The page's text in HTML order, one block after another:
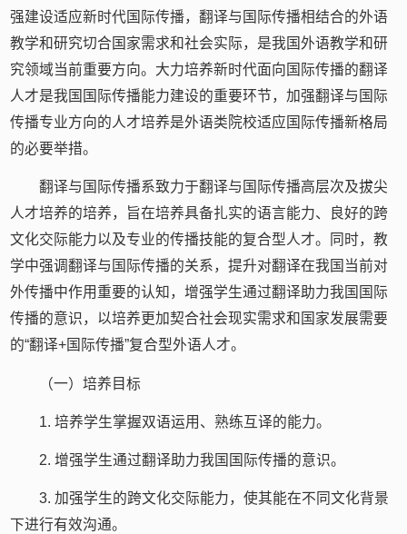
强建设适应新时代国际传播，翻译与国际传播相结合的外语
教学和研究切合国家需求和社会实际，是我国外语教学和研
究领域当前重要方向。大力培养新时代面向国际传播的翻译
人才是我国国际传播能力建设的重要环节，加强翻译与国际
传播专业方向的人才培养是外语类院校适应国际传播新格局
的必要举措。
翻译与国际传播系致力于翻译与国际传播高层次及拔尖
人才培养的培养，旨在培养具备扎实的语言能力、良好的跨
文化交际能力以及专业的传播技能的复合型人才。同时，教
学中强调翻译与国际传播的关系，提升对翻译在我国当前对
外传播中作用重要的认知，增强学生通过翻译助力我国国际
传播的意识，以培养更加契合社会现实需求和国家发展需要
的“翻译+国际传播”复合型外语人才。
（一）培养目标
1. 培养学生掌握双语运用、熟练互译的能力。
2. 增强学生通过翻译助力我国国际传播的意识。
3. 加强学生的跨文化交际能力，使其能在不同文化背景
下进行有效沟通。